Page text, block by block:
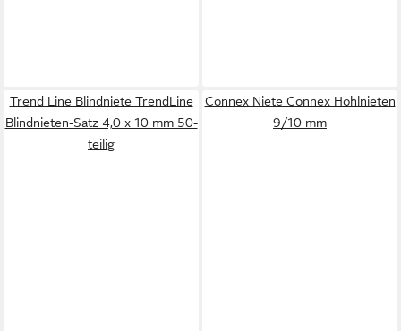
Trend Line Blindniete TrendLine
Blindnieten-Satz 4,0 x 10 mm 50-
teilig
Connex Niete Connex Hohlnieten
9/10 mm